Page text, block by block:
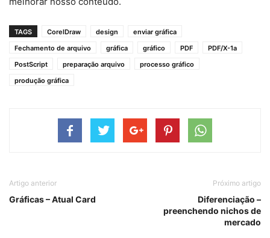
TAGS CorelDraw design
enviar gráfica
Fechamento de arquivo
gráfica gráfico PDF
PDF/X-1a
PostScript
preparação arquivo
processo gráfico
produção gráfica
Artigo anterior
Gráficas – Atual Card
Próximo artigo
Diferenciação –
preenchendo nichos de
mercado